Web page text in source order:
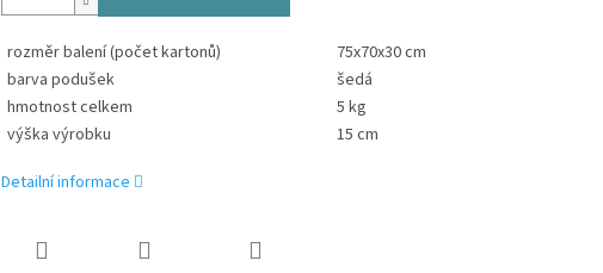
rozměr balení (počet kartonů)
75x70x30 cm
barva podušek
šedá
hmotnost celkem
5 kg
výška výrobku
15 cm
Detailní informace